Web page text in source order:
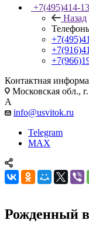
+7(495)414-
Назад
Контактная
Московская обл.,
А
info@usvitok.ru
Telegram
MAX
Рожденный